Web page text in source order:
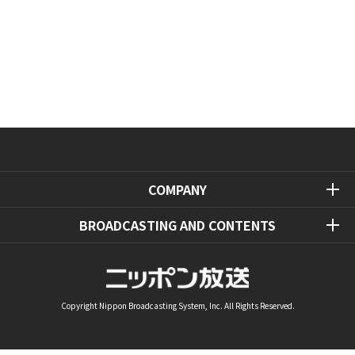
COMPANY
BROADCASTING AND CONTENTS
Copyright Nippon Broadcasting System, Inc. All Rights Reserved.